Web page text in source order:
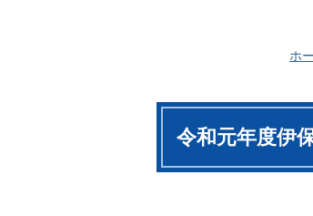
ホ
令和元年度伊